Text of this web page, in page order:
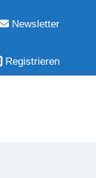
Newsletter
Registrieren
Filter